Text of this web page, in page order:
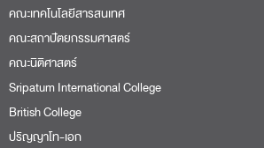
คณะเทคโนโลยีสารสนเทศ
คณะสถาปัตยกรรมศาสตร์
คณะนิติศาสตร์
Sripatum International College
British College
ปริญญาโท-เอก